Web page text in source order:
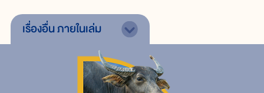
เรื่องอื่นภายในเล่ม